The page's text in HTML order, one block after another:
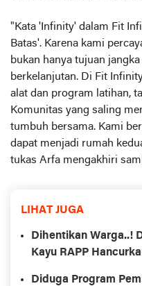
"Kata 'Infinity' dalam Fit
Batas'. Karena kami
bukan hanya tujuan
berkelanjutan. Di Fit
alat dan program latihan,
Komunitas yang saling
tumbuh bersama. Kami
dapat menjadi rumah
tukas Arfa mengakhiri
LIHAT JUGA
Dihentikan Warga..!
Kayu RAPP
Diduga Program